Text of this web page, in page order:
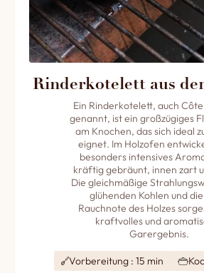
Rinderkotelett aus
Ein Rinderkotelett, auch
genannt, ist ein großzügiges
am Knochen, das sich ideal
eignet. Im Holzofen
besonders intensives
kräftig gebräunt, innen zart
Die gleichmäßige
glühenden Kohlen und
Rauchnote des Holzes
kraftvolles und
Garergebnis.
Vorbereitung : 15 min